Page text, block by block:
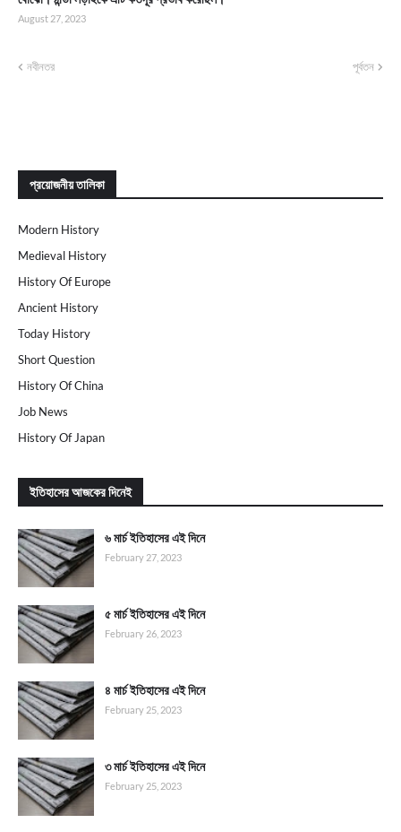
August 27, 2023
নবীনতর পূর্বতন
প্রয়োজনীয় তালিকা
Modern History
Medieval History
History Of Europe
Ancient History
Today History
Short Question
History Of China
Job News
History Of Japan
ইতিহাসের আজকের দিনেই
৬ মার্চ ইতিহাসের এই দিনে
February 27, 2023
৫ মার্চ ইতিহাসের এই দিনে
February 26, 2023
৪ মার্চ ইতিহাসের এই দিনে
February 25, 2023
৩ মার্চ ইতিহাসের এই দিনে
February 25, 2023